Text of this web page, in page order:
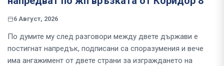
6 Август, 2026
По думите му след разговори между двете държави е
постигнат напредък, подписани са споразумения и вече
има ангажимент от двете страни за изграждането на